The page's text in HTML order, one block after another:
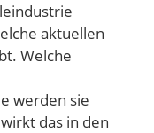
aktuellen
Welche
werden sie
das in den